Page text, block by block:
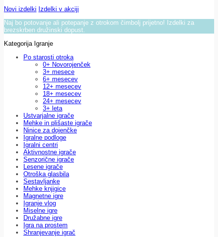
Novi izdelki Izdelki v akciji
Naj bo potovanje ali potepanje z otrokom čimbolj prijetno! Izdelki za
brezskrben družinski dopust.
Kategorija Igranje
Po starosti otroka
0+ Novorojenček
3+ mesece
6+ mesecev
12+ mesecev
18+ mesecev
24+ mesecev
3+ leta
Ustvarjalne igrače
Mehke in plišaste igrače
Ninice za dojenčke
Igralne podloge
Igralni centri
Aktivnostne igrače
Senzorične igrače
Lesene igrače
Otroška glasbila
Sestavljanke
Mehke knjigice
Magnetne igre
Igranje vlog
Miselne igre
Družabne igre
Igra na prostem
Shranjevanje igrač